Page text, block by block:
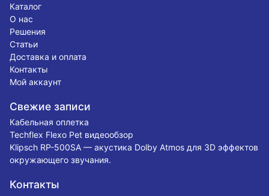
Каталог
О нас
Решения
Статьи
Доставка и оплата
Контакты
Мой аккаунт
Свежие записи
Кабельная оплетка
Techflex Flexo Pet видеообзор
Klipsch RP-500SA — акустика Dolby Atmos для 3D эффектов
окружающего звучания.
Контакты